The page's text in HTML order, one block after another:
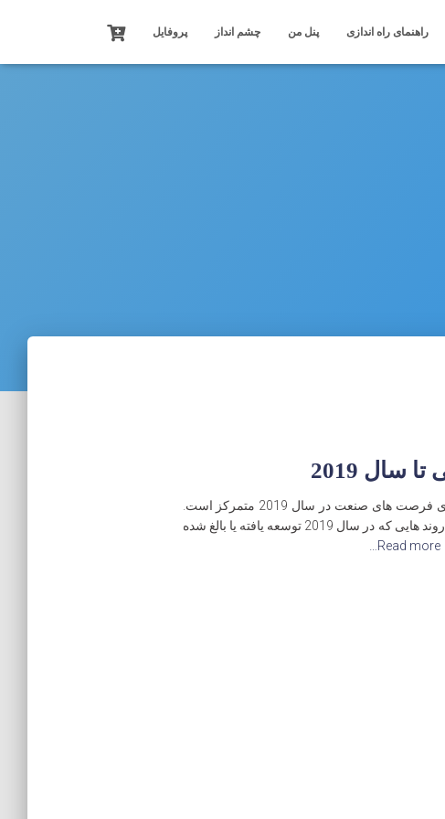
راهنمای راه اندازی پنل من چشم انداز پروفایل
در سال 2018، هر کس در صنعت IOT بر روی فرصت های صنعت در سال 2019 متمرکز است.
چند نفر در پیش بینی ها و انتظارات خود برای روند هایی که در سال 2019 توسعه یافته یا بالغ شده
Read more…